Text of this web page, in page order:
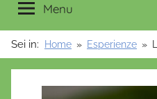
Menu
Sei in: Home Esperienze